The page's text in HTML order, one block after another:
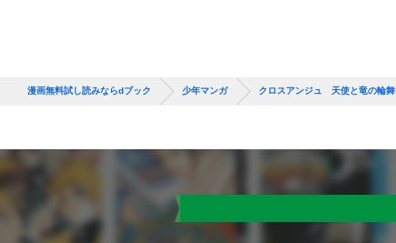
漫画無料試し読みならdブック 少年マンガ クロスアンジュ 天使と竜の輪舞